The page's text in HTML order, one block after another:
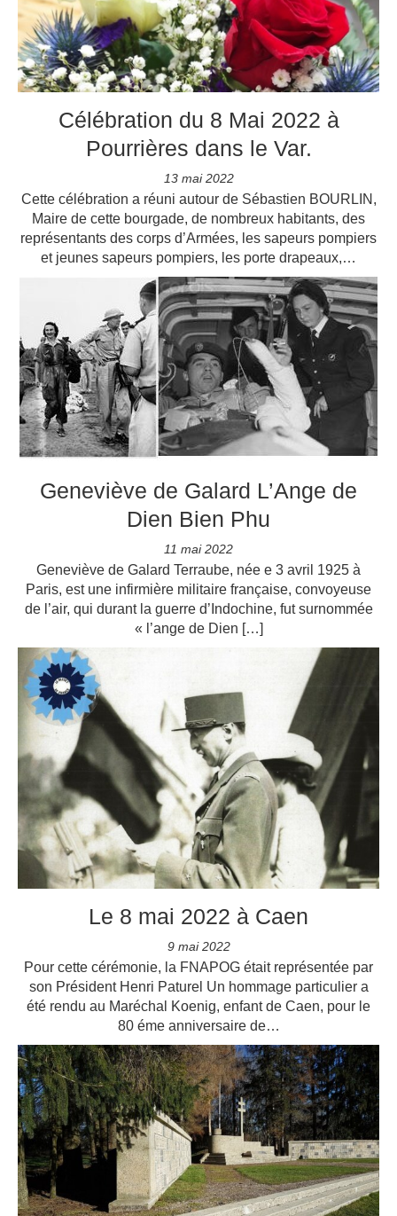
Célébration du 8 Mai 2022 à
Pourrières dans le Var.
13 mai 2022
Cette célébration a réuni autour de Sébastien BOURLIN,
Maire de cette bourgade, de nombreux habitants, des
représentants des corps d’Armées, les sapeurs pompiers
et jeunes sapeurs pompiers, les porte drapeaux,…
Geneviève de Galard L’Ange de
Dien Bien Phu
11 mai 2022
Geneviève de Galard Terraube, née e 3 avril 1925 à
Paris, est une infirmière militaire française, convoyeuse
de l’air, qui durant la guerre d’Indochine, fut surnommée
« l’ange de Dien […]
Le 8 mai 2022 à Caen
9 mai 2022
Pour cette cérémonie, la FNAPOG était représentée par
son Président Henri Paturel Un hommage particulier a
été rendu au Maréchal Koenig, enfant de Caen, pour le
80 éme anniversaire de…